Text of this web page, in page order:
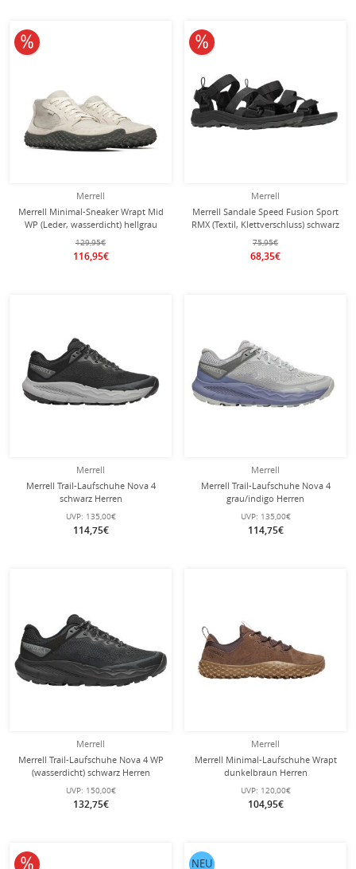
Merrell
Merrell Minimal-Sneaker Wrapt Mid
WP (Leder, wasserdicht) hellgrau
Herren
129,95€
116,95€
10% reduziert
Merrell
Merrell Sandale Speed Fusion Sport
RMX (Textil, Klettverschluss) schwarz
Herren
75,95€
68,35€
10% reduziert
Merrell
Merrell Trail-Laufschuhe Nova 4
schwarz Herren
UVP: 135,00€
114,75€
Merrell
Merrell Trail-Laufschuhe Nova 4
grau/indigo Herren
UVP: 135,00€
114,75€
Merrell
Merrell Trail-Laufschuhe Nova 4 WP
(wasserdicht) schwarz Herren
UVP: 150,00€
132,75€
Merrell
Merrell Minimal-Laufschuhe Wrapt
dunkelbraun Herren
UVP: 120,00€
104,95€
10% reduziert NEU